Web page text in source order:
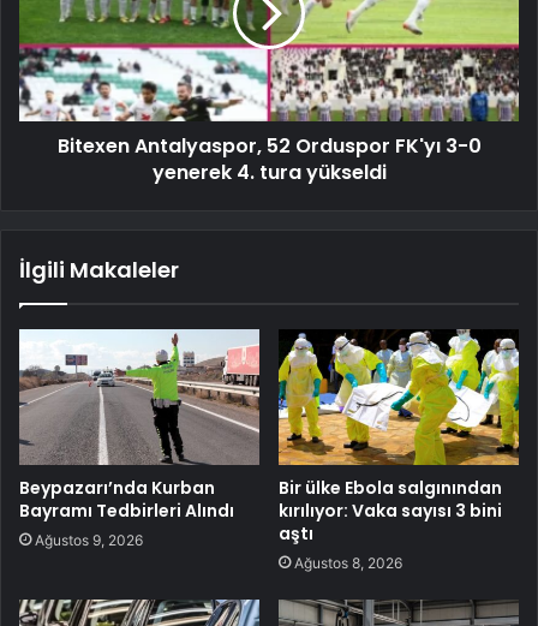
Bitexen Antalyaspor, 52 Orduspor FK'yı 3-0
yenerek 4. tura yükseldi
İlgili Makaleler
Beypazarı’nda Kurban
Bayramı Tedbirleri Alındı
Ağustos 9, 2026
Bir ülke Ebola salgınından
kırılıyor: Vaka sayısı 3 bini
aştı
Ağustos 8, 2026